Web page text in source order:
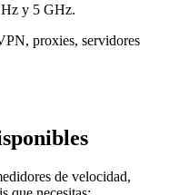
y 5 GHz.
proxies, servidores
de velocidad,